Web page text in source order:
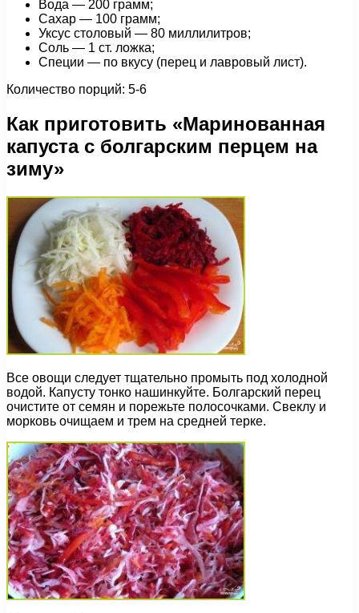
Вода — 200 грамм;
Сахар — 100 грамм;
Уксус столовый — 80 миллилитров;
Соль — 1 ст. ложка;
Специи — по вкусу (перец и лавровый лист).
Количество порций: 5-6
Как приготовить «Маринованная
капуста с болгарским перцем на
зиму»
Все овощи следует тщательно промыть под холодной
водой. Капусту тонко нашинкуйте. Болгарский перец
очистите от семян и порежьте полосочками. Свеклу и
морковь очищаем и трем на средней терке.